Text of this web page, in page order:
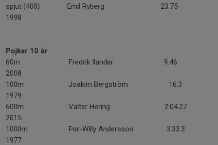
spjut (400) Emil Ryberg 23.75
1998
Pojkar 10 år
60m Fredrik Ilander 9.46
2008
100m Joakim Bergström 16.3
1979
600m Valter Hering 2:04.27
2015
1000m Per-Willy Andersson 3:33.3
1977